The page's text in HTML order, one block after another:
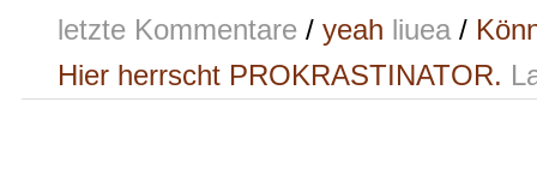
letzte Kommentare / yeah liuea /
Hier herrscht PROKRASTINATOR.